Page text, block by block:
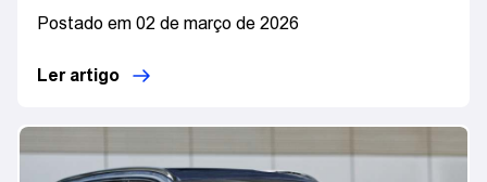
Postado em 02 de março de 2026
Ler artigo